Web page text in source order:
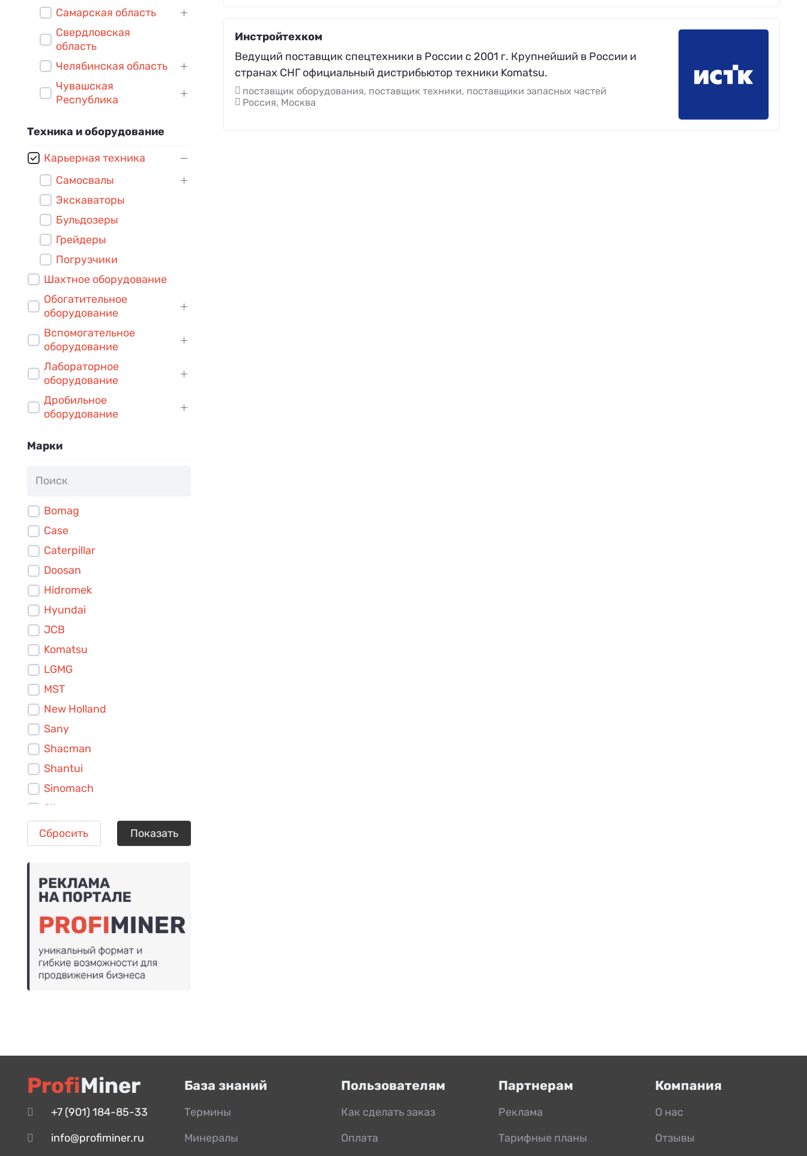
Самарская область
Свердловская
область
Челябинская область
Чувашская
Республика
Техника и оборудование
Карьерная техника
Самосвалы
Экскаваторы
Бульдозеры
Грейдеры
Погрузчики
Шахтное оборудование
Обогатительное
оборудование
Вспомогательное
оборудование
Лабораторное
оборудование
Дробильное
оборудование
Марки
Bomag
Case
Caterpillar
Doosan
Hidromek
Hyundai
JCB
Komatsu
LGMG
MST
New Holland
Sany
Shacman
Shantui
Sinomach
Siton
TZCO
Volvo
Показать
Сбросить
Инстройтехком
Ведущий поставщик спецтехники в России с 2001 г. Крупнейший в России и
странах СНГ официальный дистрибьютор техники Komatsu.
поставщик оборудования, поставщик техники, поставщики запасных частей
Россия, Москва
ProfiMiner
+7 (901) 184-85-33
info@profiminer.ru
База знаний
Термины
Минералы
Пользователям
Как сделать заказ
Оплата
Партнерам
Реклама
Тарифные планы
Компания
О нас
Отзывы